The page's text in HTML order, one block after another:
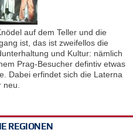
auf dem Teller und die
ist, das ist zweifellos die
und Kultur: nämlich
Prag-Besucher defintiv etwas
Dabei erfindet sich die Laterna
neu.
REGIONEN